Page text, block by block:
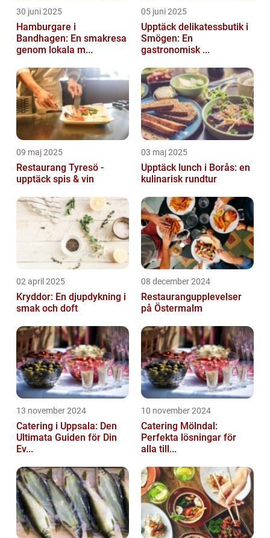
30 juni 2025
Hamburgare i
Bandhagen: En smakresa
genom lokala m...
05 juni 2025
Upptäck delikatessbutik i
Smögen: En
gastronomisk ...
09 maj 2025
Restaurang Tyresö -
upptäck spis & vin
03 maj 2025
Upptäck lunch i Borås: en
kulinarisk rundtur
02 april 2025
Kryddor: En djupdykning i
smak och doft
08 december 2024
Restaurangupplevelser
på Östermalm
13 november 2024
Catering i Uppsala: Den
Ultimata Guiden för Din
Ev...
10 november 2024
Catering Mölndal:
Perfekta lösningar för
alla till...